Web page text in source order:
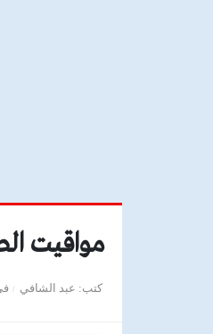
مواقيت الصلاة
كتب عبد الشافي